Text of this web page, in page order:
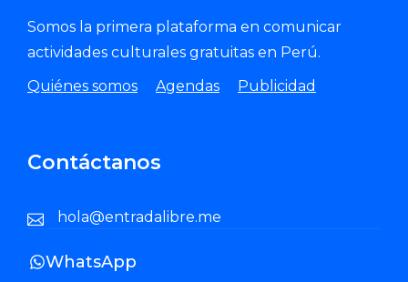
Somos la primera plataforma en comunicar
actividades culturales gratuitas en Perú.
Quiénes somos
Agendas Publicidad
Contáctanos
hola@entradalibre.me
WhatsApp